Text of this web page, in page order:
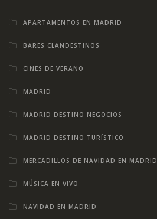
APARTAMENTOS EN MADRID
BARES CLANDESTINOS
CINES DE VERANO
MADRID
MADRID DESTINO NEGOCIOS
MADRID DESTINO TURÍSTICO
MERCADILLOS DE NAVIDAD EN MADRID
MÚSICA EN VIVO
NAVIDAD EN MADRID